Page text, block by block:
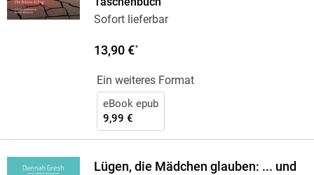
Sofort lieferbar
13,90 €*
Ein weiteres Format
eBook epub
9,99 €
Lügen, die Mädchen glauben: ... und